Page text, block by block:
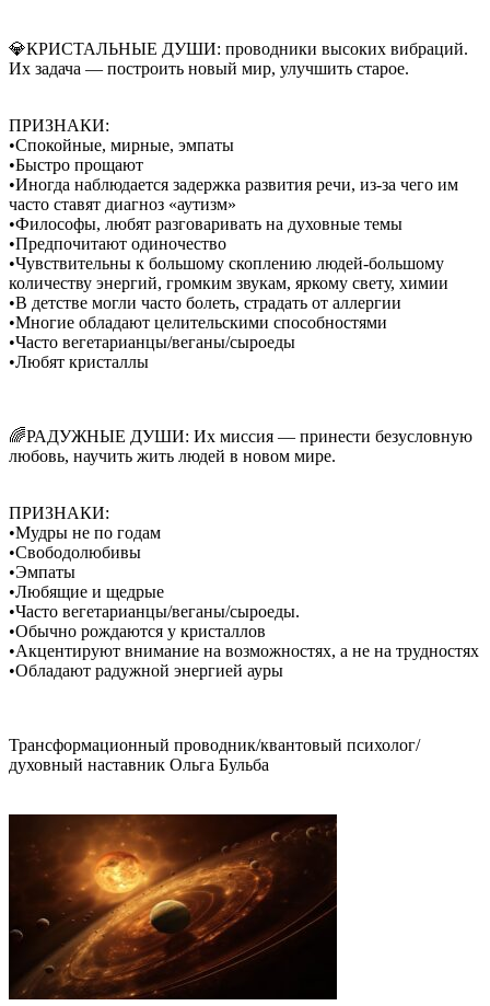
💎КРИСТАЛЬНЫЕ ДУШИ: проводники высоких вибраций.
Их задача — построить новый мир, улучшить старое.
ПРИЗНАКИ:
•Спокойные, мирные, эмпаты
•Быстро прощают
•Иногда наблюдается задержка развития речи, из-за чего им
часто ставят диагноз «аутизм»
•Философы, любят разговаривать на духовные темы
•Предпочитают одиночество
•Чувствительны к большому скоплению людей-большому
количеству энергий, громким звукам, яркому свету, химии
•В детстве могли часто болеть, страдать от аллергии
•Многие обладают целительскими способностями
•Часто вегетарианцы/веганы/сыроеды
•Любят кристаллы
🌈РАДУЖНЫЕ ДУШИ: Их миссия — принести безусловную
любовь, научить жить людей в новом мире.
ПРИЗНАКИ:
•Мудры не по годам
•Свободолюбивы
•Эмпаты
•Любящие и щедрые
•Часто вегетарианцы/веганы/сыроеды.
•Обычно рождаются у кристаллов
•Акцентируют внимание на возможностях, а не на трудностях
•Обладают радужной энергией ауры
Трансформационный проводник/квантовый психолог/
духовный наставник Ольга Бульба